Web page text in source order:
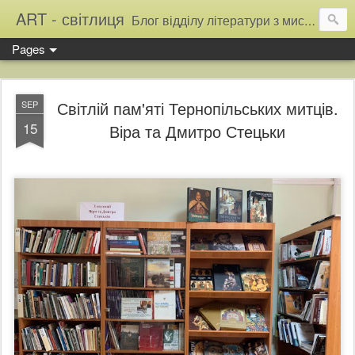
ART - світлиця Блог відділу літератури з мистецтва Тернопільської обласної універсальної наукової бібліотеки
Pages
SEP
15
Світлій пам'яті Тернопільських митців.
Віра та Дмитро Стецьки